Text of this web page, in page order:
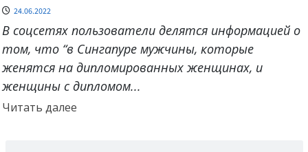
24.06.2022
В соцсетях пользователи делятся информацией о
том, что “в Сингапуре мужчины, которые
женятся на дипломированных женщинах, и
женщины с дипломом...
Читать далееПрочитать